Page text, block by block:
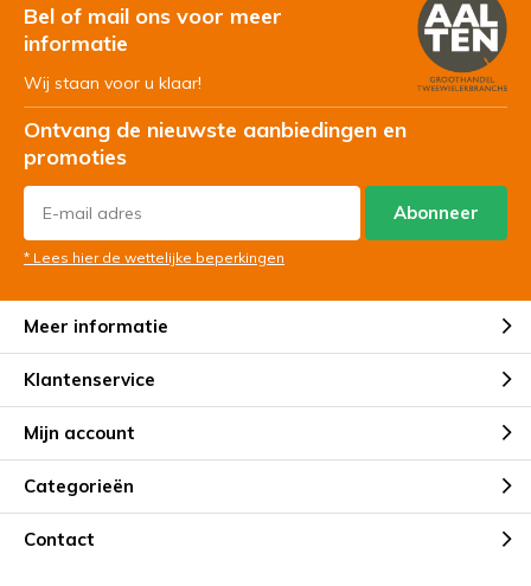
Bel of mail ons voor meer
informatie
Wij staan voor u klaar!
Ontvang de nieuwste aanbiedingen en
promoties
Abonneer
* Lees hier de wettelijke beperkingen
Meer informatie
Klantenservice
Mijn account
Categorieën
Contact